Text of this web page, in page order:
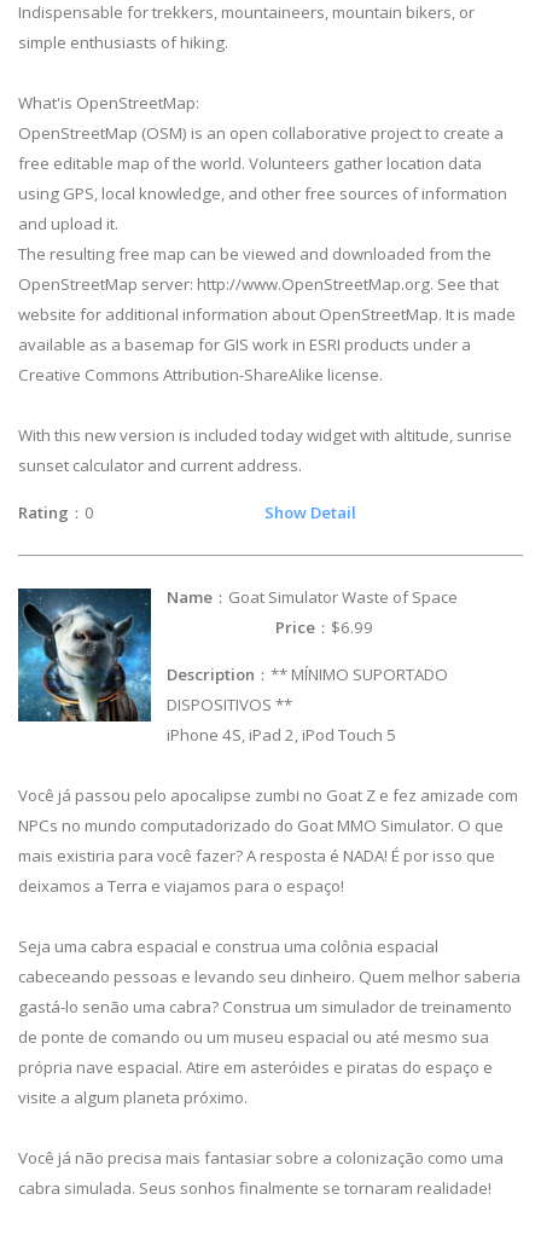
Indispensable for trekkers, mountaineers, mountain bikers, or
simple enthusiasts of hiking.
What'is OpenStreetMap:
OpenStreetMap (OSM) is an open collaborative project to create a
free editable map of the world. Volunteers gather location data
using GPS, local knowledge, and other free sources of information
and upload it.
The resulting free map can be viewed and downloaded from the
OpenStreetMap server: http://www.OpenStreetMap.org. See that
website for additional information about OpenStreetMap. It is made
available as a basemap for GIS work in ESRI products under a
Creative Commons Attribution-ShareAlike license.
With this new version is included today widget with altitude, sunrise
sunset calculator and current address.
Rating ：0 Show Detail
Name ：Goat Simulator Waste of Space
Price ：$6.99
Description ：** MÍNIMO SUPORTADO
DISPOSITIVOS **
iPhone 4S, iPad 2, iPod Touch 5
Você já passou pelo apocalipse zumbi no Goat Z e fez amizade com
NPCs no mundo computadorizado do Goat MMO Simulator. O que
mais existiria para você fazer? A resposta é NADA! É por isso que
deixamos a Terra e viajamos para o espaço!
Seja uma cabra espacial e construa uma colônia espacial
cabeceando pessoas e levando seu dinheiro. Quem melhor saberia
gastá-lo senão uma cabra? Construa um simulador de treinamento
de ponte de comando ou um museu espacial ou até mesmo sua
própria nave espacial. Atire em asteróides e piratas do espaço e
visite a algum planeta próximo.
Você já não precisa mais fantasiar sobre a colonização como uma
cabra simulada. Seus sonhos finalmente se tornaram realidade!